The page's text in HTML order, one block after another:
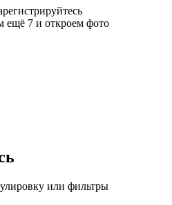
ещё 7 и откроем фото
или фильтры